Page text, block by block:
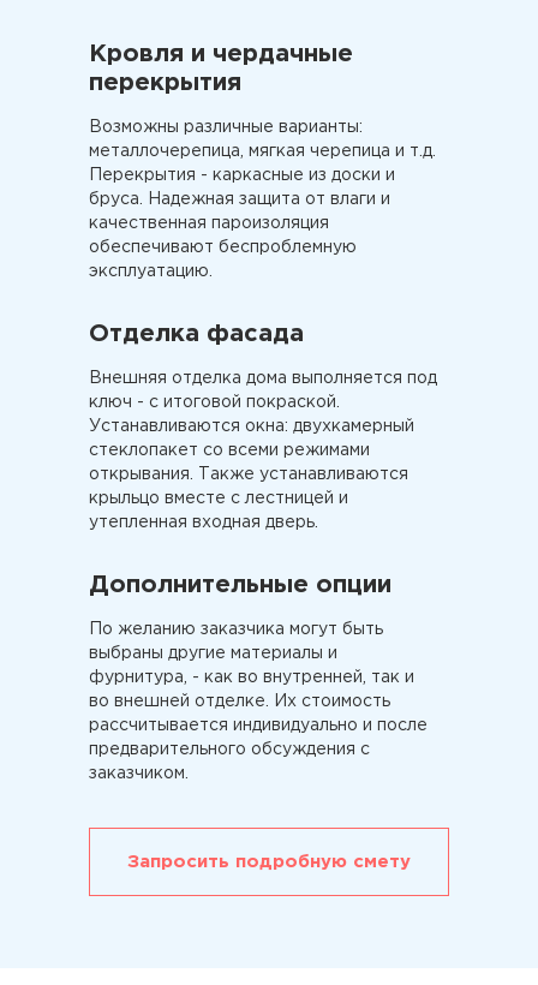
Кровля и чердачные
перекрытия
Возможны различные варианты:
металлочерепица, мягкая черепица и т.д.
Перекрытия - каркасные из доски и
бруса. Надежная защита от влаги и
качественная пароизоляция
обеспечивают беспроблемную
эксплуатацию.
Отделка фасада
Внешняя отделка дома выполняется под
ключ - с итоговой покраской.
Устанавливаются окна: двухкамерный
стеклопакет со всеми режимами
открывания. Также устанавливаются
крыльцо вместе с лестницей и
утепленная входная дверь.
Дополнительные опции
По желанию заказчика могут быть
выбраны другие материалы и
фурнитура, - как во внутренней, так и
во внешней отделке. Их стоимость
рассчитывается индивидуально и после
предварительного обсуждения с
заказчиком.
Запросить подробную смету